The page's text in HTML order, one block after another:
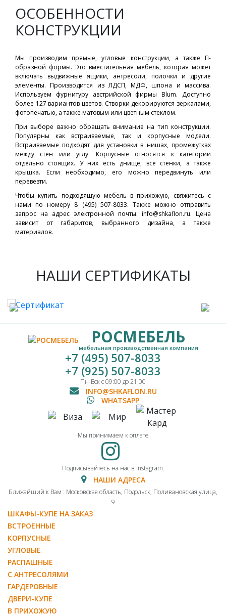
ОСОБЕННОСТИ
КОНСТРУКЦИИ
Мы производим прямые, угловые конструкции, а также П-
образной формы. Это вместительная мебель, которая может
включать выдвижные ящики, антресоли, полочки и другие
элементы. Производится из ЛДСП, МДФ, шпона и массива.
Используем фурнитуру австрийской фирмы Blum. Доступно
более 127 вариантов цветов. Створки декорируются зеркалами,
фотопечатью, а также матовым или цветным стеклом.
При выборе важно обращать внимание на тип конструкции.
Популярны как встраиваемые, так и корпусные модели.
Встраиваемые подходят для установки в нишах, промежутках
между стен или углу. Корпусные относятся к категории
отдельно стоящих. У них есть днище, все стенки, а также
крышка. Если необходимо, его можно передвинуть или
перевезти.
Чтобыкупить подходящую мебель в прихожую, свяжитесь с
нами по номеру 8 (495) 507-8033. Также можно отправить
запрос на адрес электронной почты: info@shkaflon.ru. Цена
зависит от габаритов, выбранного дизайна, а также
материалов.
НАШИ СЕРТИФИКАТЫ
РОСМЕБЕЛЬ
мебельная производственная компания
+7 (495) 507-8033
+7 (925) 507-8033
Пн-Вск с 09:00 до 21:00
INFO@SHKAFLON.RU
WHATSAPP
Мы принимаем к оплате
Подписывайтесь на нас в instagram.
НАШИ АДРЕСА
Ближайший к Вам : Московская область, Подольск, Поливановская улица,
9
ШКАФЫ-КУПЕ НА ЗАКАЗ
ВСТРОЕННЫЕ
КОРПУСНЫЕ
УГЛОВЫЕ
РАСПАШНЫЕ
С АНТРЕСОЛЯМИ
ГАРДЕРОБНЫЕ
ДВЕРИ-КУПЕ
В ПРИХОЖУЮ